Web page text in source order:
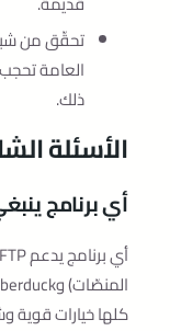
تحقّق من
ذلك.
الأسئلة
أي برنامج
كلها خيارات قوية